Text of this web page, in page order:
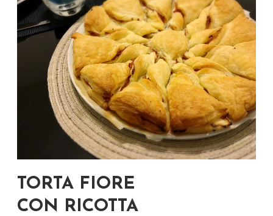
TORTA FIORE
CON RICOTTA